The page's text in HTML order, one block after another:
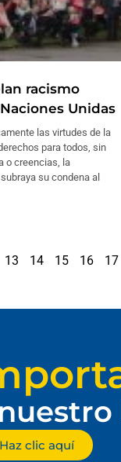
racismo
Unidas
las virtudes de la
para todos, sin
o creencias, la
su condena al
13 14 15 16 17
Haz clic aquí